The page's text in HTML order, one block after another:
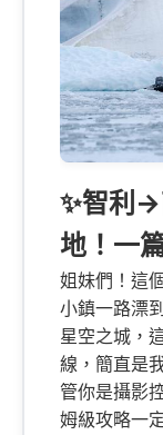
✨智利
地！一
姐妹們！這
小鎮一路漂
星空之城，
線，簡直是
管你是攝影
姆級攻略一